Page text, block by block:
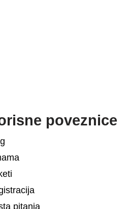
poveznice
pitanja